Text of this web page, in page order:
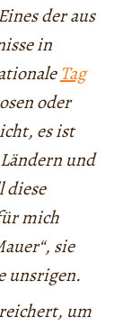
der aus
in
Tag
oder
es ist
und
diese
mich
sie
unsrigen.
um